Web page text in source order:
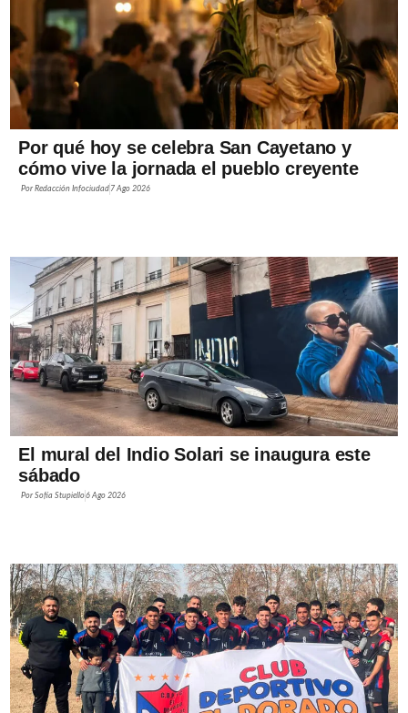
Por qué hoy se celebra San Cayetano y
cómo vive la jornada el pueblo creyente
PorRedacción Infociudad 7 Ago 2026
El mural del Indio Solari se inaugura este
sábado
PorSofía Stupiello6 Ago 2026